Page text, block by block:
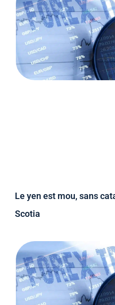
Le yen est mou, sans
Scotia